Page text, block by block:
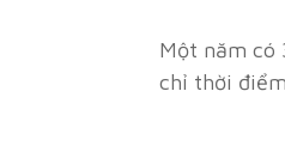
Một năm có
chỉ thời